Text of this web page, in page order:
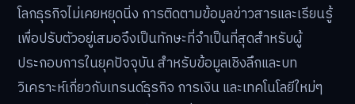
โลกธุรกิจไม่เคยหยุดนิ่ง การติดตามข้อมูลข่าวสารและเรียนรู้
เพื่อปรับตัวอยู่เสมอจึงเป็นทักษะที่จำเป็นที่สุดสำหรับผู้
ประกอบการในยุคปัจจุบัน สำหรับข้อมูลเชิงลึกและบท
วิเคราะห์เกี่ยวกับเทรนด์ธุรกิจ การเงิน และเทคโนโลยีใหม่ๆ